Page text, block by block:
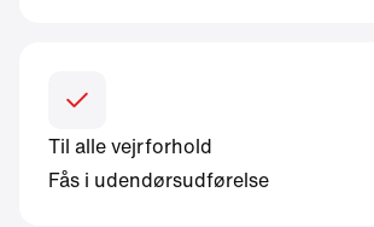
Til alle vejrforhold
Fås i udendørsudførelse